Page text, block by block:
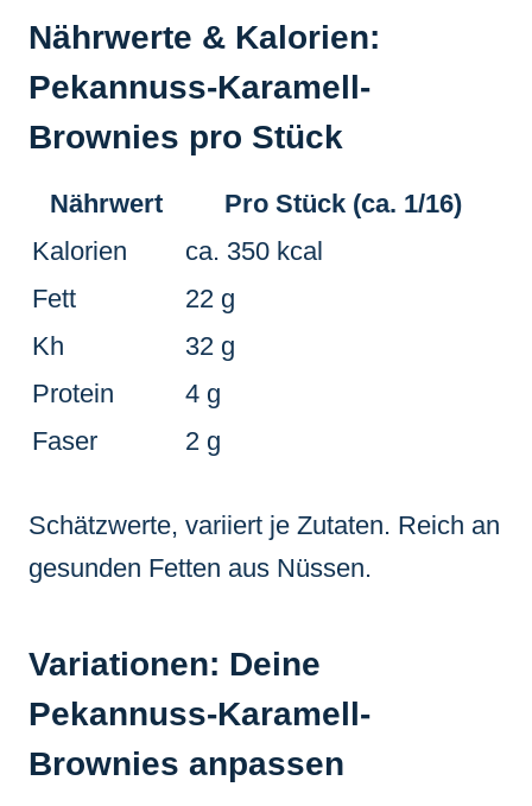
Nährwerte & Kalorien:
Pekannuss-Karamell-
Brownies pro Stück
Nährwert
Pro Stück (ca. 1/16)
Kalorien
ca. 350 kcal
Fett
22 g
Kh
32 g
Protein
4 g
Faser
2 g
Schätzwerte, variiert je Zutaten. Reich an
gesunden Fetten aus Nüssen.
Variationen: Deine
Pekannuss-Karamell-
Brownies anpassen